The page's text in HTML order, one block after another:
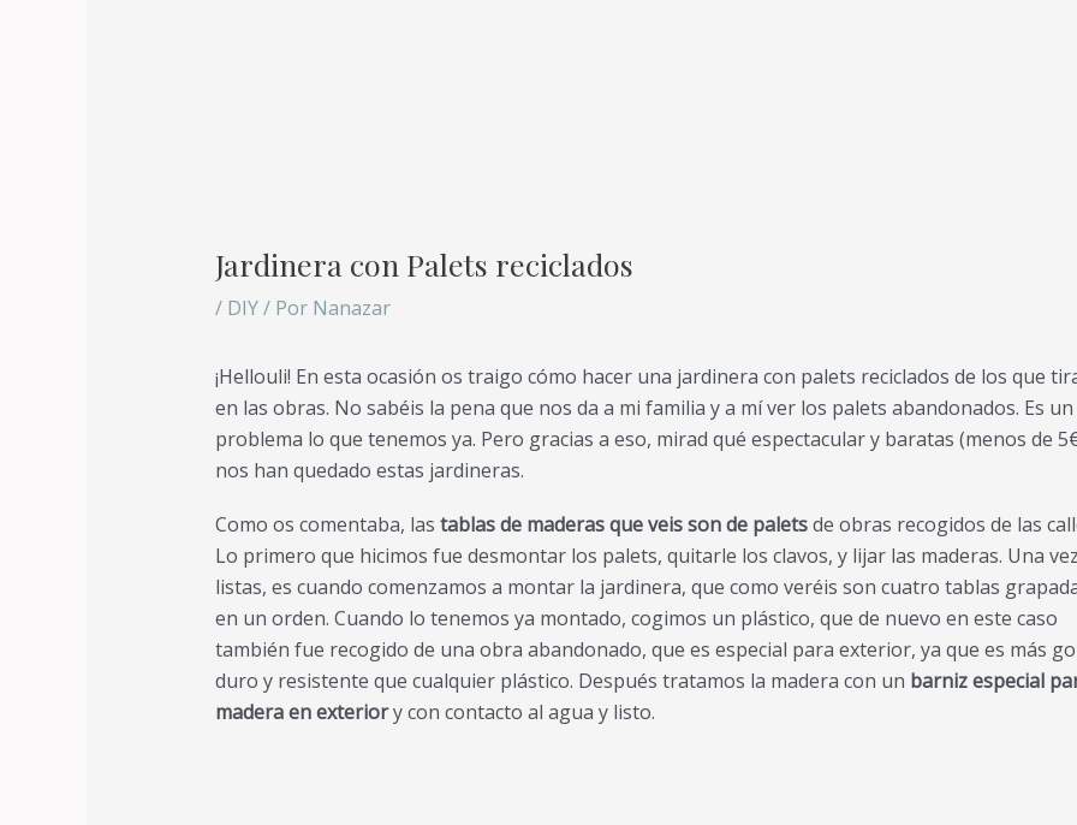
Jardinera con Palets reciclados
/ DIY/ Por Nanazar
¡Hellouli! En esta ocasión os traigo cómo hacer una jardinera con palets reciclados de los que
en las obras. No sabéis la pena que nos da a mi familia y a mí ver los palets abandonados. Es un
problema lo que tenemos ya. Pero gracias a eso, mirad qué espectacular y baratas (menos de
nos han quedado estas jardineras.
Como os comentaba, las tablas de maderas que veis son de paletsde obras recogidos de las
Lo primero que hicimos fue desmontar los palets, quitarle los clavos, y lijar las maderas. Una vez
listas, es cuando comenzamos a montar la jardinera, que como veréis son cuatro tablas
en un orden. Cuando lo tenemos ya montado, cogimos un plástico, que de nuevo en este caso
también fue recogido de una obra abandonado, que es especial para exterior, ya que es más
duro y resistente que cualquier plástico. Después tratamos la madera con un barniz especial
madera en exteriory con contacto al agua y listo.